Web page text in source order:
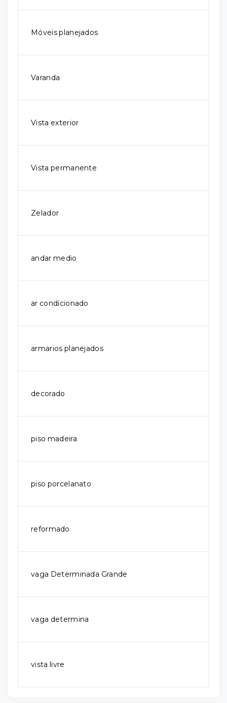
Móveis planejados
Varanda
Vista exterior
Vista permanente
Zelador
andar medio
ar condicionado
armarios planejados
decorado
piso madeira
piso porcelanato
reformado
vaga Determinada Grande
vaga determina
vista livre